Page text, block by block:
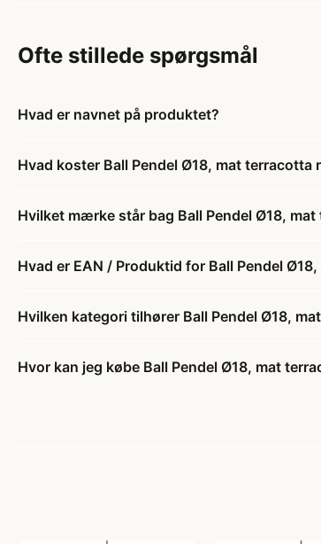
Ofte stillede spørgsmål
Hvad er navnet på produktet?
Hvad koster Ball Pendel Ø18, mat terracotta
Hvilket mærke står bag Ball Pendel Ø18,
Hvad er EAN / Produktid for Ball Pendel
Hvilken kategori tilhører Ball Pendel Ø18,
Hvor kan jeg købe Ball Pendel Ø18, mat